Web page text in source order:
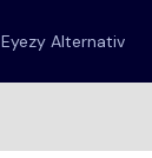
Eyezy Alternativ